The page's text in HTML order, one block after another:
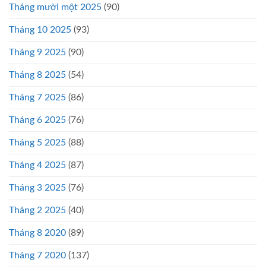
Tháng mười một 2025 (90)
Tháng 10 2025 (93)
Tháng 9 2025 (90)
Tháng 8 2025 (54)
Tháng 7 2025 (86)
Tháng 6 2025 (76)
Tháng 5 2025 (88)
Tháng 4 2025 (87)
Tháng 3 2025 (76)
Tháng 2 2025 (40)
Tháng 8 2020 (89)
Tháng 7 2020 (137)